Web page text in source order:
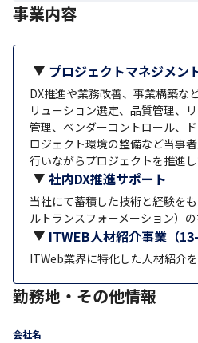
事業内容
プロジェクトマネジメン
DX推進や業務改善、事業構築な
リューション選定、品質管理、
管理、ベンダーコントロール、
ロジェクト環境の整備など当事
行いながらプロジェクトを推進し
社内DX推進サポート
当社にて蓄積した技術と経験を
ルトランスフォーメーション）の
ITWEB人材紹介事業（
ITWeb業界に特化した人材紹介を
勤務地・その他情報
会社名